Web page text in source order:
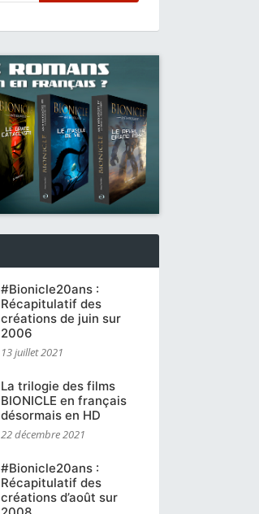
#Bionicle20ans :
Récapitulatif des
créations de juin sur
2006
13 juillet 2021
La trilogie des films
BIONICLE en français
désormais en HD
22 décembre 2021
#Bionicle20ans :
Récapitulatif des
créations d’août sur